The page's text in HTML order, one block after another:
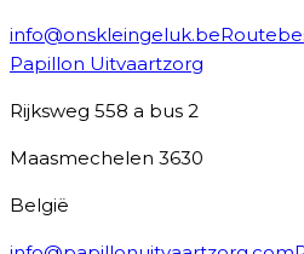
info@onskleingeluk.be
Papillon Uitvaartzorg
Rijksweg 558 a bus 2
Maasmechelen 3630
België